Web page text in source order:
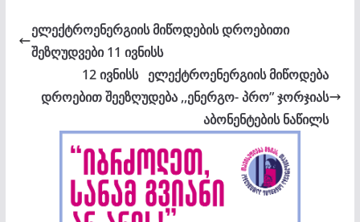
ელექტროენერგიის მიწოდების დროებითი
შეზღუდვები 11 ივნისს
12 ივნისს ელექტროენერგიის მიწოდება
დროებით შეეზღუდება ,,ენერგო- პრო” ჯორჯიას
აბონენტების ნაწილს